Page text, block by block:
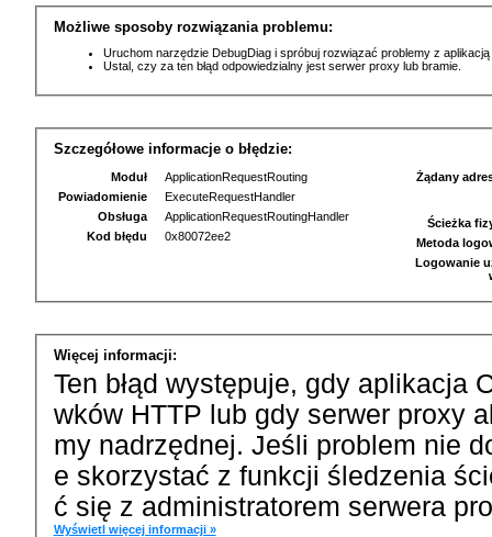
Możliwe sposoby rozwiązania problemu:
Uruchom narzędzie DebugDiag i spróbuj rozwiązać problemy z
Ustal, czy za ten błąd odpowiedzialny jest serwer proxy lub bramie.
Szczegółowe informacje o błędzie:
Moduł
ApplicationRequestRouting
Powiadomienie
ExecuteRequestHandler
Obsługa
ApplicationRequestRoutingHandler
Kod błędu
0x80072ee2
Żądany
Ścieżka
Metoda
Logowanie
Więcej informacji:
Ten błąd występuje, gdy aplikacja
wków HTTP lub gdy serwer proxy
my nadrzędnej. Jeśli problem nie
e skorzystać z funkcji śledzenia
ć się z administratorem serwera
Wyświetl więcej informacji »